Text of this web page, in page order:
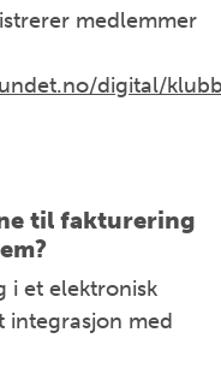
medlemmer
digital/
til fakturering
i et elektronisk
integrasjon med